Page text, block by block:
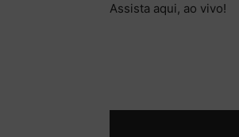
Assista aqui, ao vivo!